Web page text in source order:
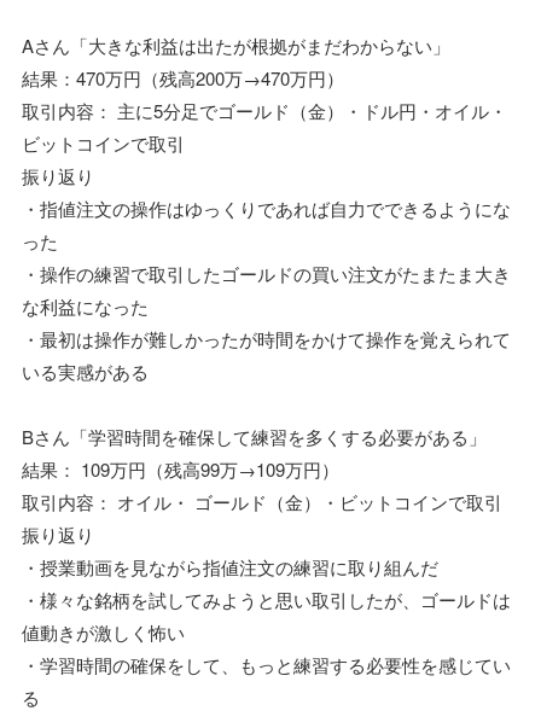
Aさん「大きな利益は出たが根拠がまだわからない」
結果：470万円（残高200万→470万円）
取引内容： 主に5分足でゴールド（金）・ドル円・オイル・
ビットコインで取引
振り返り
・指値注文の操作はゆっくりであれば自力でできるようにな
った
・操作の練習で取引したゴールドの買い注文がたまたま大き
な利益になった
・最初は操作が難しかったが時間をかけて操作を覚えられて
いる実感がある
Bさん「学習時間を確保して練習を多くする必要がある」
結果： 109万円（残高99万→109万円）
取引内容： オイル・ ゴールド（金）・ビットコインで取引
振り返り
・授業動画を見ながら指値注文の練習に取り組んだ
・様々な銘柄を試してみようと思い取引したが、ゴールドは
値動きが激しく怖い
・学習時間の確保をして、もっと練習する必要性を感じてい
る